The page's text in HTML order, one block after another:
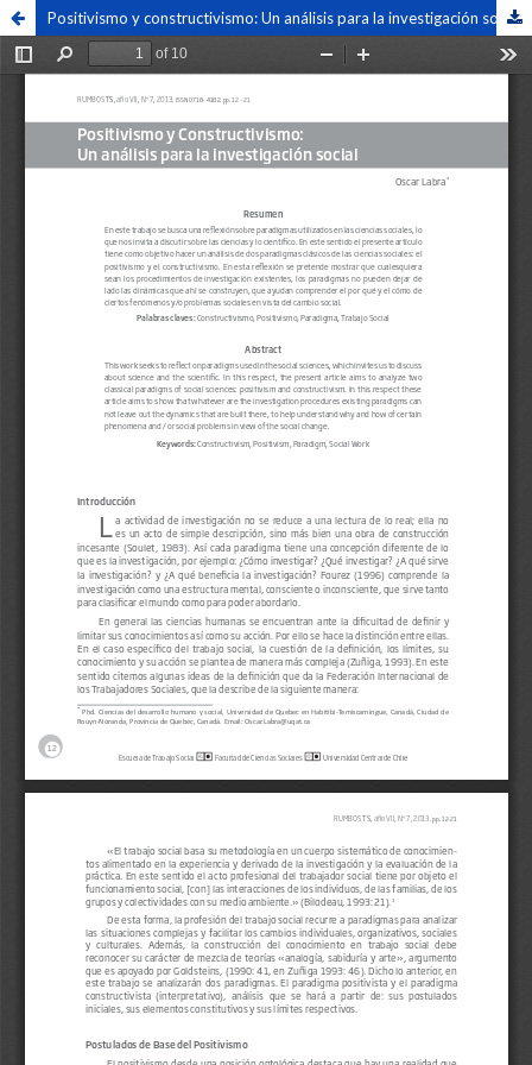
Positivismo y constructivismo: Un análisis para la investigación social